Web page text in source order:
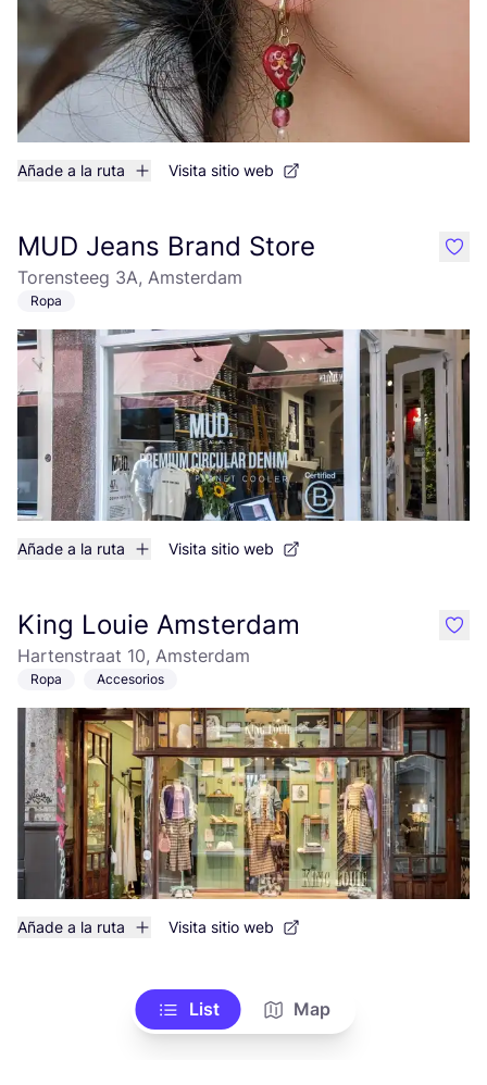
Añade a la ruta Visita sitio web
MUD Jeans Brand Store
Torensteeg 3A, Amsterdam
Ropa
Añade a la ruta Visita sitio web
like
King Louie Amsterdam
Hartenstraat 10, Amsterdam
Ropa Accesorios
Añade a la ruta Visita sitio web
like
List Map